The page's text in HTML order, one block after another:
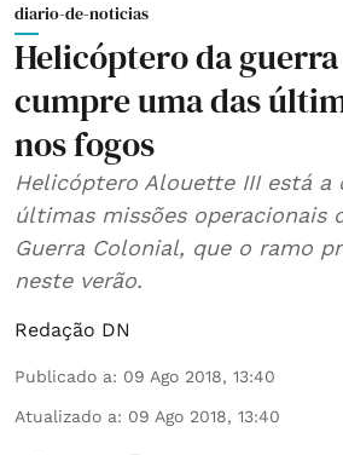
diario-de-noticias
Helicóptero da
cumpre uma das
nos fogos
Helicóptero Alouette III está a
últimas missões operacionais
Guerra Colonial, que o ramo
neste verão.
Redação DN
Publicado a: 09 Ago 2018, 13:40
Atualizado a: 09 Ago 2018, 13:40